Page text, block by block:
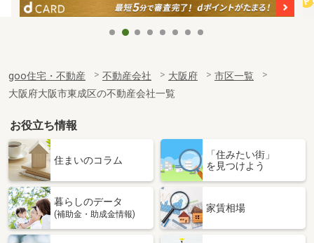
goo住宅・不動産 不動産会社 大阪府
市区一覧
大阪府大阪市東成区の不動産会社一覧
お役立ち情報
住まいのコラム
「住みたい街」
を見つけよう
暮らしのデータ
(補助金・助成金情報)
家賃相場